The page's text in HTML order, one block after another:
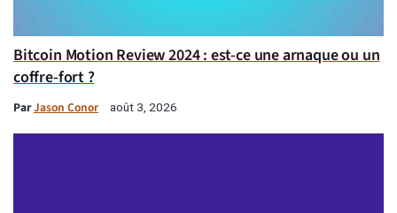
Bitcoin Motion Review 2024 : est-ce une arnaque ou un
coffre-fort ?
ParJason Conor août 3, 2026